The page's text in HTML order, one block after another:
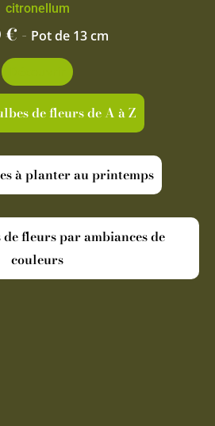
citronellum
€ - Pot de 13 cm
de fleurs de A à Z
à planter au printemps
fleurs par ambiances de
couleurs